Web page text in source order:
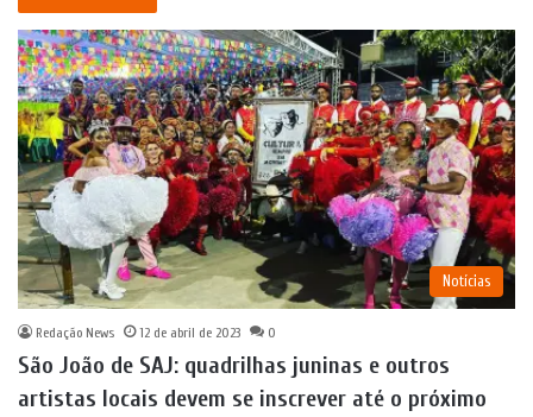
Notícias
Redação News 12 de abril de 2023 0
São João de SAJ: quadrilhas juninas e outros
artistas locais devem se inscrever até o próximo